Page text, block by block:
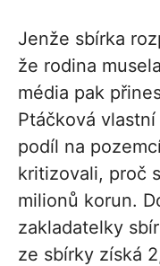
Jenže sbírka
že rodina
média pak
Ptáčková
podíl na
kritizovali, proč
milionů korun.
zakladatelky
ze sbírky získá